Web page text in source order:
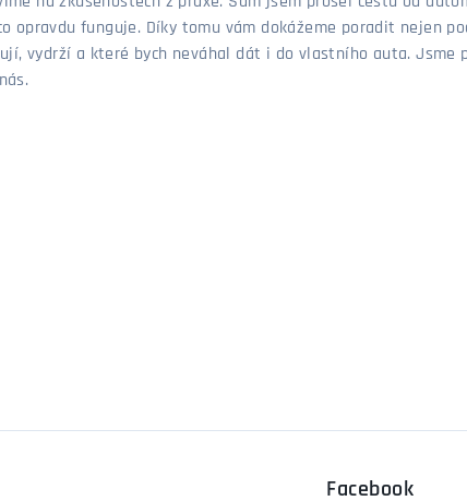
opravdu funguje. Díky tomu vám dokážeme poradit nejen
vydrží a které bych neváhal dát i do vlastního auta. Jsme
Facebook